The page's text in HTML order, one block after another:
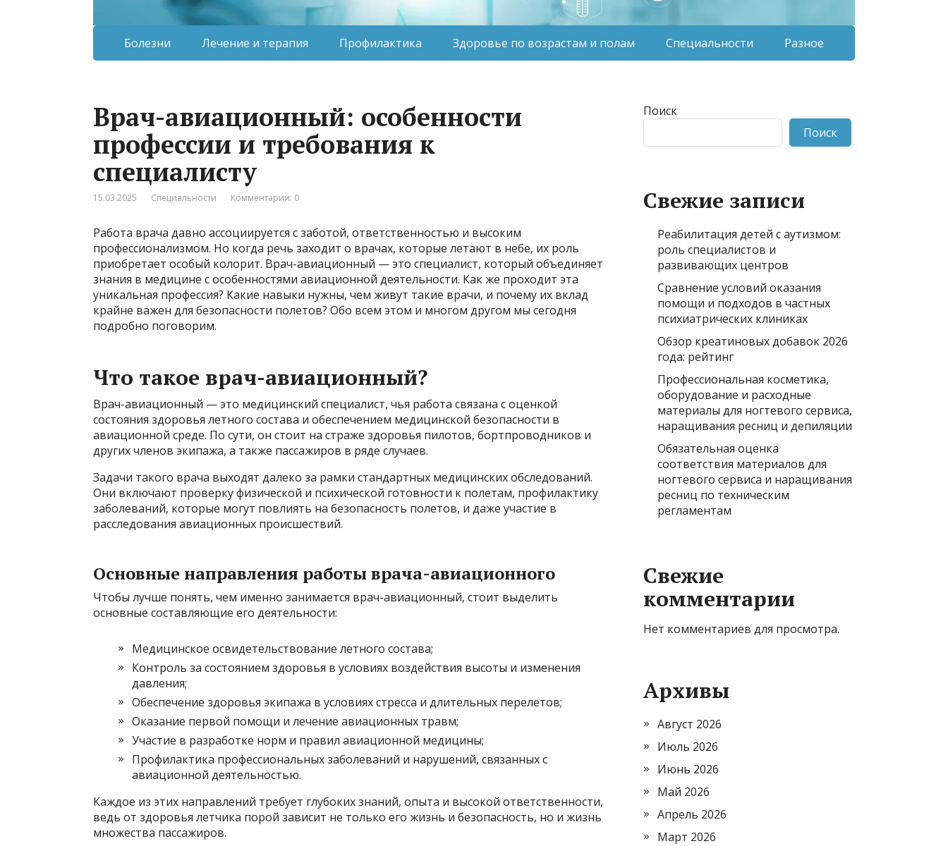
Болезни Лечение и терапия Профилактика Здоровье по возрастам и полам Специальности Разное
Врач-авиационный: особенности
профессии и требования к
специалисту
15.03.2025 Специальности Комментарии: 0
Работа врача давно ассоциируется с заботой, ответственностью и высоким
профессионализмом. Но когда речь заходит о врачах, которые летают в небе, их роль
приобретает особый колорит. Врач-авиационный — это специалист, который объединяет
знания в медицине с особенностями авиационной деятельности. Как же проходит эта
уникальная профессия? Какие навыки нужны, чем живут такие врачи, и почему их вклад
крайне важен для безопасности полетов? Обо всем этом и многом другом мы сегодня
подробно поговорим.
Что такое врач-авиационный?
Врач-авиационный — это медицинский специалист, чья работа связана с оценкой
состояния здоровья летного состава и обеспечением медицинской безопасности в
авиационной среде. По сути, он стоит на страже здоровья пилотов, бортпроводников и
других членов экипажа, а также пассажиров в ряде случаев.
Задачи такого врача выходят далеко за рамки стандартных медицинских обследований.
Они включают проверку физической и психической готовности к полетам, профилактику
заболеваний, которые могут повлиять на безопасность полетов, и даже участие в
расследования авиационных происшествий.
Основные направления работы врача-авиационного
Чтобы лучше понять, чем именно занимается врач-авиационный, стоит выделить
основные составляющие его деятельности:
Медицинское освидетельствование летного состава;
Контроль за состоянием здоровья в условиях воздействия высоты и изменения
давления;
Обеспечение здоровья экипажа в условиях стресса и длительных перелетов;
Оказание первой помощи и лечение авиационных травм;
Участие в разработке норм и правил авиационной медицины;
Профилактика профессиональных заболеваний и нарушений, связанных с
авиационной деятельностью.
Каждое из этих направлений требует глубоких знаний, опыта и высокой ответственности,
ведь от здоровья летчика порой зависит не только его жизнь и безопасность, но и жизнь
множества пассажиров.
Поиск
Поиск
Свежие записи
Реабилитация детей с аутизмом:
роль специалистов и
развивающих центров
Сравнение условий оказания
помощи и подходов в частных
психиатрических клиниках
Обзор креатиновых добавок 2026
года: рейтинг
Профессиональная косметика,
оборудование и расходные
материалы для ногтевого сервиса,
наращивания ресниц и депиляции
Обязательная оценка
соответствия материалов для
ногтевого сервиса и наращивания
ресниц по техническим
регламентам
Свежие
комментарии
Нет комментариев для просмотра.
Архивы
Август 2026
Июль 2026
Июнь 2026
Май 2026
Апрель 2026
Март 2026